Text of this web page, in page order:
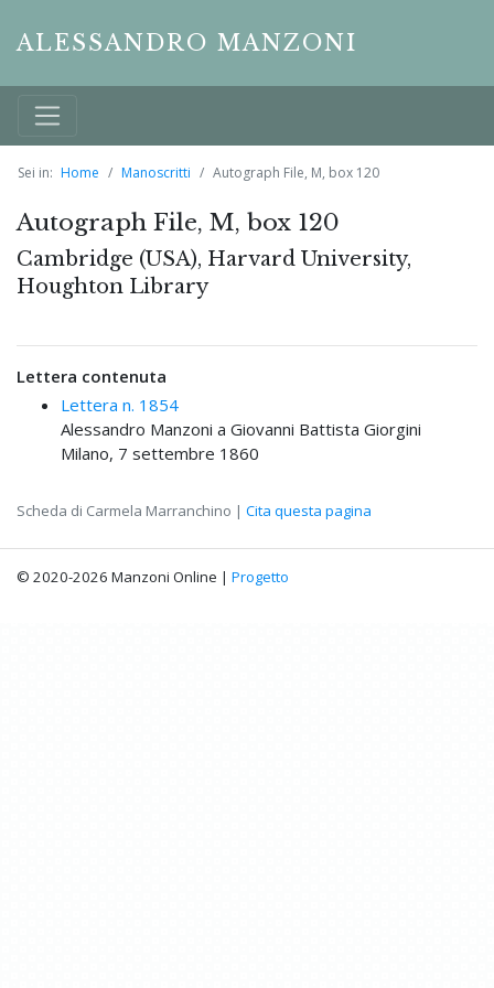
ALESSANDRO MANZONI
Sei in: Home Manoscritti Autograph File, M, box 120
Autograph File, M, box 120
Cambridge (USA), Harvard University,
Houghton Library
Lettera contenuta
Lettera n. 1854
Alessandro Manzoni a Giovanni Battista Giorgini
Milano, 7 settembre 1860
Scheda di Carmela Marranchino | Cita questa pagina
© 2020-2026 Manzoni Online | Progetto